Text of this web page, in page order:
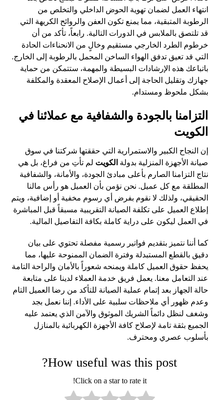
انتهاء العمل لضمان تهوية الحوض الداخلي والتخلص من
الرطوبة المتبقية، مما يمنع تكون العفن والروائح الكريهة التي
قد تلتصق بالملابس في الدورات التالية. رابعاً، تأكد من أن
خرطوم الطرد الخارجي مستقيم وخالٍ من الانحناءات الحادة
التي قد تعيق تدفق الهواء الساخن المحمل بالرطوبة إلى الخارج.
باتباعك هذه الإرشادات البسيطة والمهمة، ستتمكن من حماية
جهازك وتقليل الحاجة إلى أعمال الإصلاح المعقدة والمكلفة
بشكل ملحوظ ومستدام.
التزامنا بالجودة والشفافية مع عملائنا في
الكويت
إن النجاح الكبير والاستمرارية التي حققتها شركتنا في سوق
صيانة الأجهزة المنزلية بدولة الكويت لم تأتِ من فراغ، بل هي
نتاج التزامنا الصارم بأعلى مبادئ الجودة، والأمانة، والشفافية
المطلقة مع كل عميل. نحن نؤمن بأن العميل هو رأس مالنا
الحقيقي، ولذلك لا نقوم بفرض أي رسوم مخفية أو إضافية، ويتم
إطلاع العميل على تكلفة الصيانة التقريبية مسبقاً قبل المباشرة
في العمل ليكون على دراية كاملة بكافة التفاصيل المالية.
كما أننا نتميز بتقديم فواتير رسمية مفصلة تحتوي على بيان
دقيق بالقطع المستبدلة وفترة الضمان الممنوحة عليها، مما
يحفظ حقوق العميل كاملة ويمنحه شعوراً بالأمان والراحة التامة
عند التعامل معنا. يعمل فريق خدمة العملاء لدينا على متابعة
حالة الجهاز بعد إتمام عملية الصيانة للتأكد من رضا العميل التام
وعدم ظهور أي ملاحظات سلبية على الأداء. إننا نعمل بجد
وشغف لنظل دائماً الشريك الموثوق والآمن الذي يعتمد عليه
الجميع بثقة تامة لإصلاح كافة الأجهزة الكهربائية بالمنازل
بأسلوب عصري ومحترف.
How useful was this post?
Click on a star to rate it!